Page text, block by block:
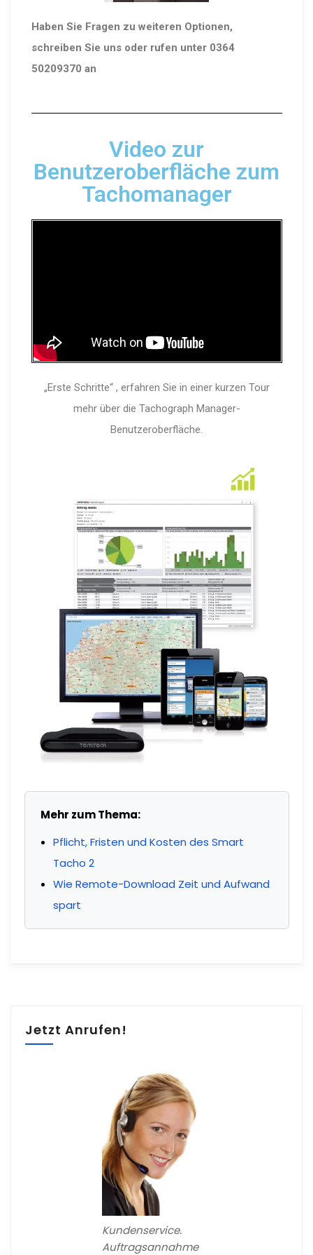
Haben Sie Fragen zu weiteren Optionen,
schreiben Sie uns oder rufen unter 0364
50209370 an
Video zur
Benutzeroberfläche zum
Tachomanager
„Erste Schritte“ , erfahren Sie in einer kurzen Tour
mehr über die Tachograph Manager-
Benutzeroberfläche.
Mehr zum Thema:
Pflicht, Fristen und Kosten des Smart
Tacho 2
Wie Remote-Download Zeit und Aufwand
spart
Jetzt Anrufen!
Kundenservice.
Auftragsannahme